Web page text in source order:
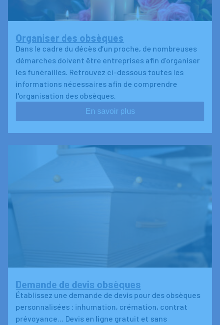
Organiser des obsèques
Dans le cadre du décès d’un proche, de nombreuses
démarches doivent être entreprises afin d’organiser
les funérailles. Retrouvez ci-dessous toutes les
informations nécessaires afin de comprendre
l'organisation des obsèques.
En savoir plus
Demande de devis obsèques
Établissez une demande de devis pour des obsèques
personnalisées : inhumation, crémation, contrat
prévoyance… Devis en ligne gratuit et sans